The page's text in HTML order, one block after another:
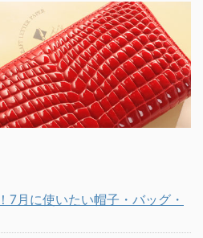
7月に使いたい帽子・バッグ・